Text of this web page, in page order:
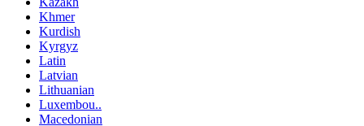
Khmer
Kurdish
Kyrgyz
Latin
Latvian
Lithuanian
Luxembou..
Macedonian